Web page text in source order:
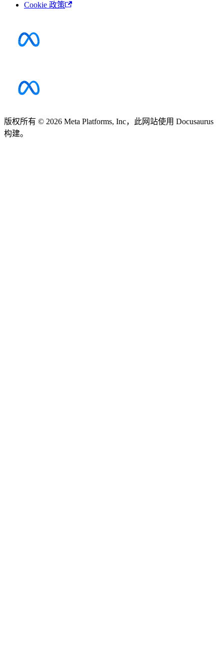
Cookie 政策
版权所有 © 2026 Meta Platforms, Inc，此网站使用 Docusaurus
构建。